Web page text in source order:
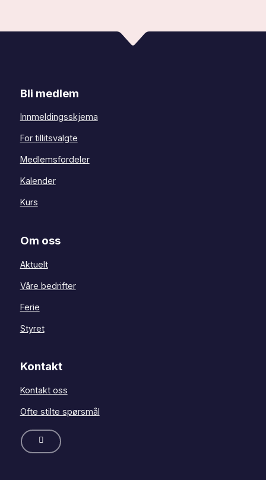
Bli medlem
Innmeldingsskjema
For tillitsvalgte
Medlemsfordeler
Kalender
Kurs
Om oss
Aktuelt
Våre bedrifter
Ferie
Styret
Kontakt
Kontakt oss
Ofte stilte spørsmål